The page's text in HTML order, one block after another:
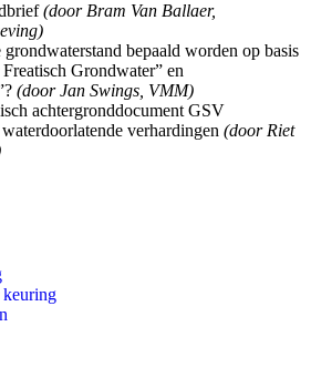
(door Bram Van Ballaer,
bepaald worden op basis
Grondwater” en
(door Jan Swings, VMM)
achtergronddocument GSV
verhardingen (door Riet